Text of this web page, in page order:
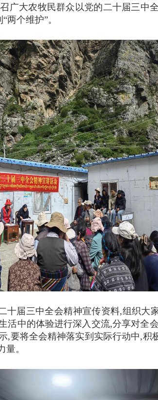
广大农牧民群众以党的二十届三中
两个维护”。
十届三中全会精神宣传资料,组织大
活中的体验进行深入交流,分享对全
,要将全会精神落实到实际行动中,积
。